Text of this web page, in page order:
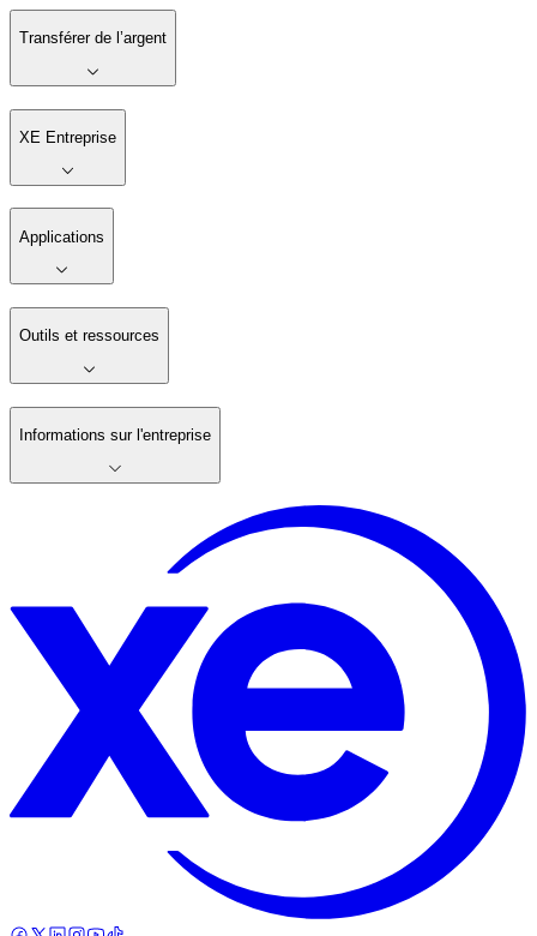
Transférer de l’argent
XE Entreprise
Applications
Outils et ressources
Informations sur l'entreprise